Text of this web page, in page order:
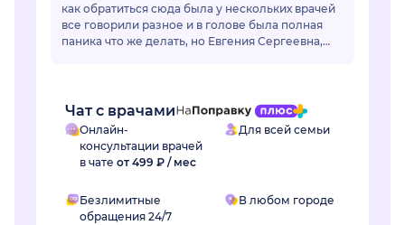
как обратиться сюда была у нескольких врачей
все говорили разное и в голове была полная
паника что же делать, но Евгения Сергеевна,
Чат с врачами
Онлайн-
консультации врачей
в чате от 499 ₽ / мес
Для всей семьи
Безлимитные
обращения 24/7
В любом городе